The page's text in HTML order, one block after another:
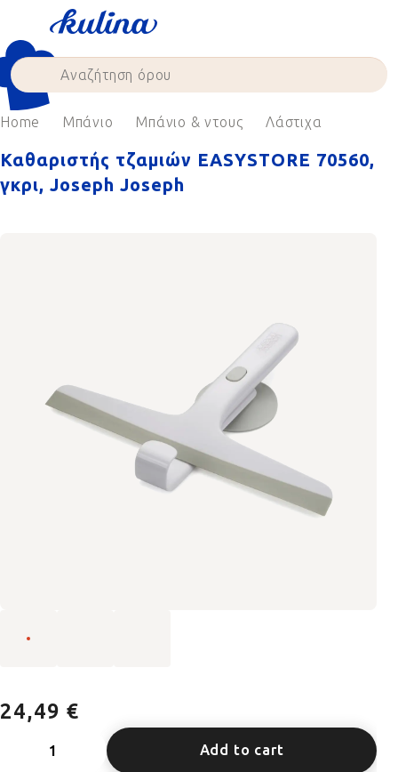
content
Home Μπάνιο Μπάνιο & ντους Λάστιχα
Καθαριστής τζαμιών EASYSTORE 70560,
γκρι, Joseph Joseph
24,49 €
Add to cart